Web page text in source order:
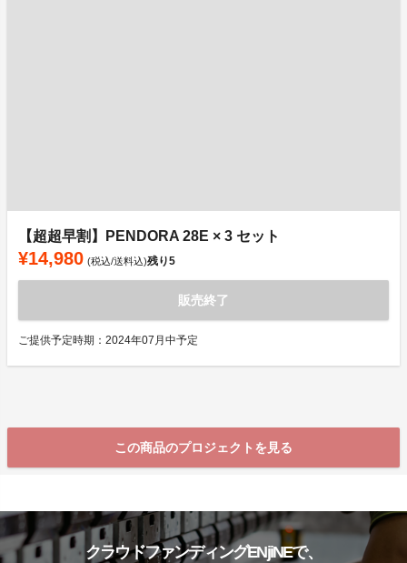
【超超早割】PENDORA 28E × 3 セット
¥14,980 (税込/送料込)残り5
販売終了
ご提供予定時期：2024年07月中予定
この商品のプロジェクトを見る
クラウドファンディングENjiNEで、